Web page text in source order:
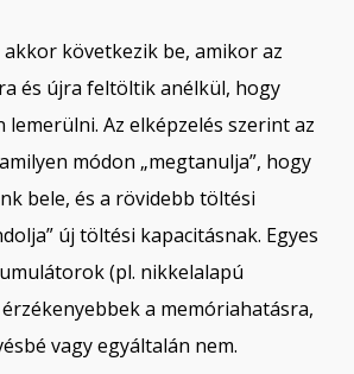
következik be, amikor az
és újra feltöltik anélkül, hogy
lemerülni. Az elképzelés szerint az
módon „megtanulja”, hogy
bele, és a rövidebb töltési
új töltési kapacitásnak. Egyes
(pl. nikkelalapú
a memóriahatásra,
vagy egyáltalán nem.